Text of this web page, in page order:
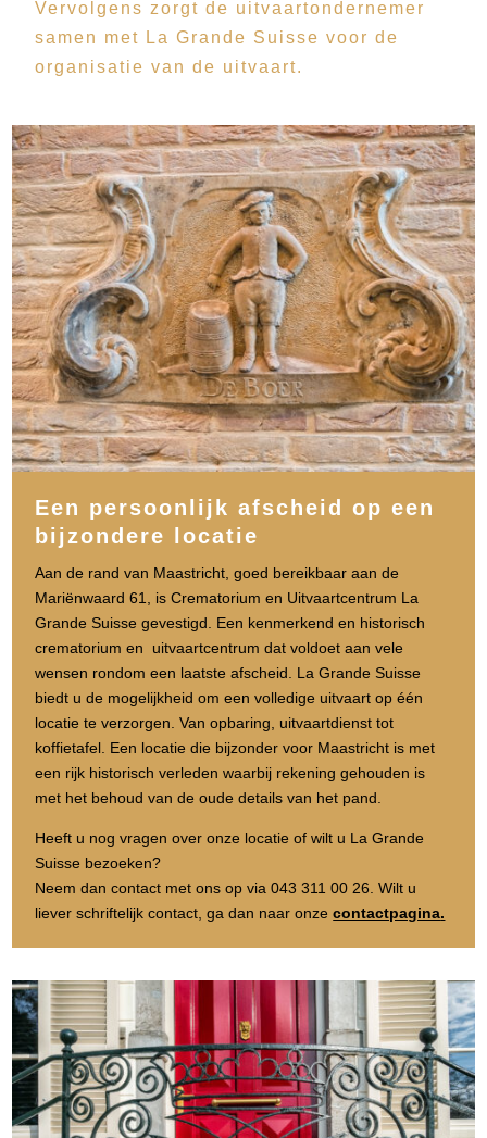
Vervolgens zorgt de uitvaartondernemer
samen met La Grande Suisse voor de
organisatie van de uitvaart.
Een persoonlijk afscheid op een
bijzondere locatie
Aan de rand van Maastricht, goed bereikbaar aan de
Mariënwaard 61, is Crematorium en Uitvaartcentrum La
Grande Suisse gevestigd. Een kenmerkend en historisch
crematorium en uitvaartcentrum dat voldoet aan vele
wensen rondom een laatste afscheid. La Grande Suisse
biedt u de mogelijkheid om een volledige uitvaart op één
locatie te verzorgen. Van opbaring, uitvaartdienst tot
koffietafel. Een locatie die bijzonder voor Maastricht is met
een rijk historisch verleden waarbij rekening gehouden is
met het behoud van de oude details van het pand.
Heeft u nog vragen over onze locatie of wilt u La Grande
Suisse bezoeken?
Neem dan contact met ons op via 043 311 00 26. Wilt u
liever schriftelijk contact, ga dan naar onzecontactpagina.